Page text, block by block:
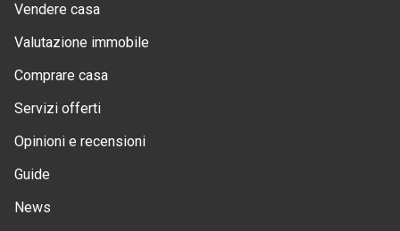
Vendere casa
Valutazione immobile
Comprare casa
Servizi offerti
Opinioni e recensioni
Guide
News